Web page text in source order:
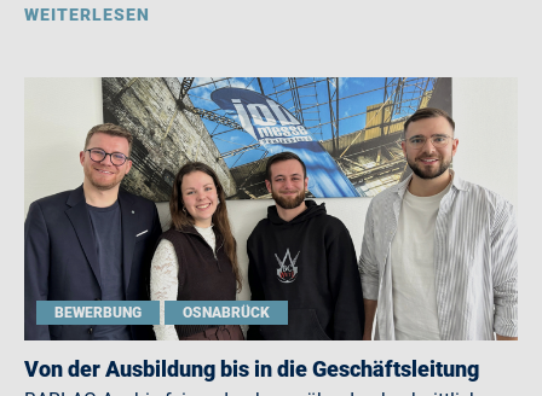
WEITERLESEN
BEWERBUNG OSNABRÜCK
Von der Ausbildung bis in die Geschäftsleitung